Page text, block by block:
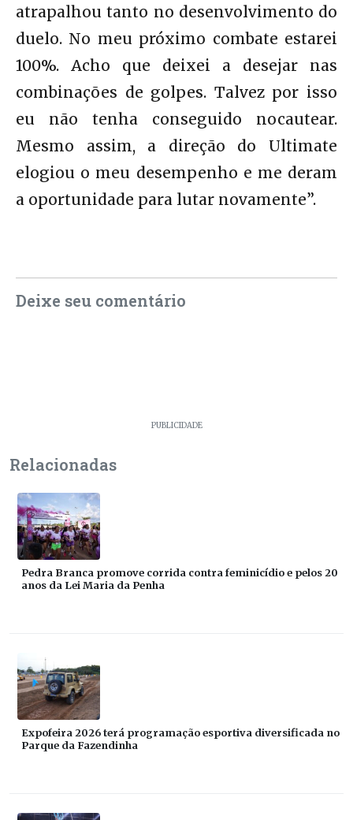
atrapalhou tanto no desenvolvimento do
duelo. No meu próximo combate estarei
100%. Acho que deixei a desejar nas
combinações de golpes. Talvez por isso
eu não tenha conseguido nocautear.
Mesmo assim, a direção do Ultimate
elogiou o meu desempenho e me deram
a oportunidade para lutar novamente”.
Deixe seu comentário
PUBLICIDADE
Relacionadas
Pedra Branca promove corrida contra feminicídio e pelos 20
anos da Lei Maria da Penha
Expofeira 2026 terá programação esportiva diversificada no
Parque da Fazendinha